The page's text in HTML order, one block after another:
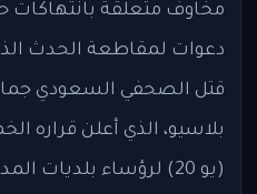
مخاوف متعلقة
دعوات لمقاطعة الحدث
قتل الصحفي السعودي
(يو 20) لرؤساء بلديات